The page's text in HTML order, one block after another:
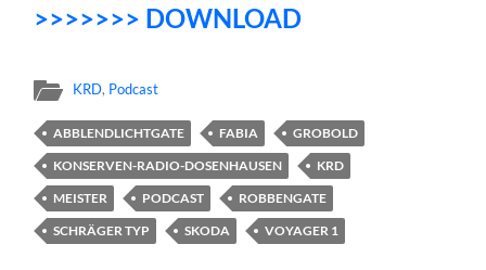
>>>>>>> DOWNLOAD
KRD, Podcast
ABBLENDLICHTGATE FABIA
GROBOLD
KONSERVEN-RADIO-DOSENHAUSEN
KRD
MEISTER
PODCAST
ROBBENGATE
SCHRÄGER TYP
SKODA VOYAGER 1